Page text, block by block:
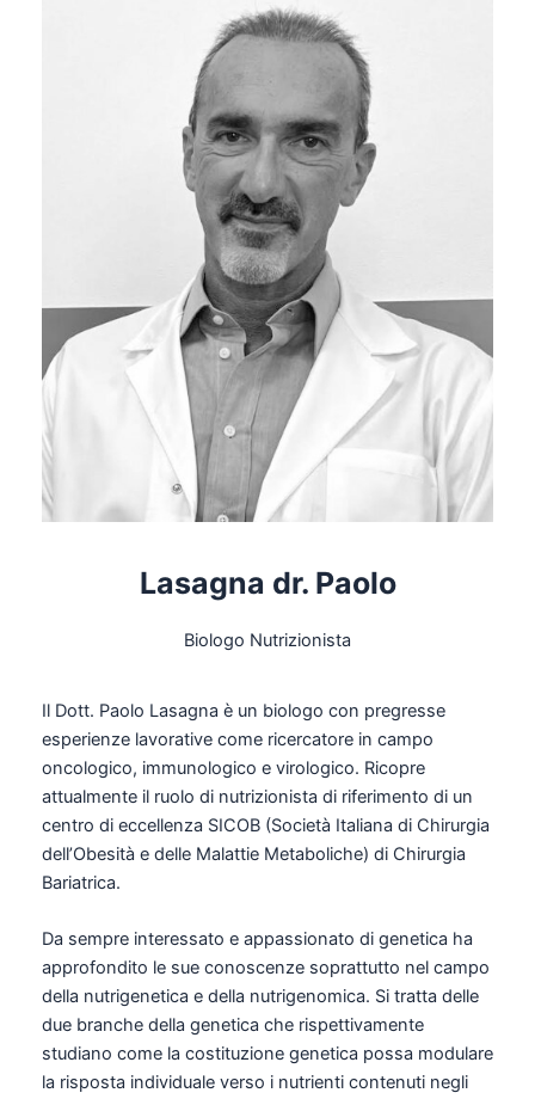
Lasagna dr. Paolo
Biologo Nutrizionista
Il Dott. Paolo Lasagna è un biologo con pregresse
esperienze lavorative come ricercatore in campo
oncologico, immunologico e virologico. Ricopre
attualmente il ruolo di nutrizionista di riferimento di un
centro di eccellenza SICOB (Società Italiana di Chirurgia
dell’Obesità e delle Malattie Metaboliche) di Chirurgia
Bariatrica.
Da sempre interessato e appassionato di genetica ha
approfondito le sue conoscenze soprattutto nel campo
della nutrigenetica e della nutrigenomica. Si tratta delle
due branche della genetica che rispettivamente
studiano come la costituzione genetica possa modulare
la risposta individuale verso i nutrienti contenuti negli